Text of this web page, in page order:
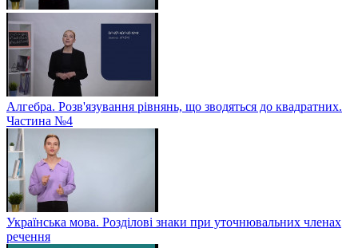
Алгебра. Розв'язування рівнянь, що зводяться до квадратних.
Частина №4
Українська мова. Розділові знаки при уточнювальних членах
речення